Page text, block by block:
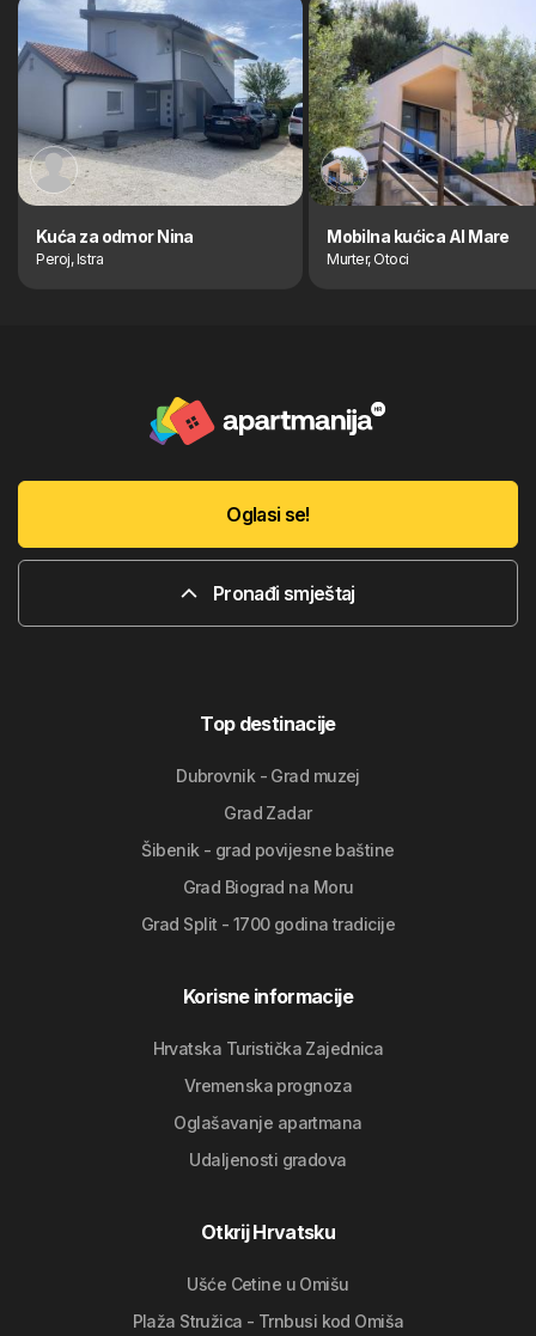
Kuća za odmor Nina
Peroj, Istra
Mobilna kućica Al Mare
Murter, Otoci
Oglasi se!
Pronađi smještaj
Top destinacije
Dubrovnik - Grad muzej
Grad Zadar
Šibenik - grad povijesne baštine
Grad Biograd na Moru
Grad Split - 1700 godina tradicije
Korisne informacije
Hrvatska Turistička Zajednica
Vremenska prognoza
Oglašavanje apartmana
Udaljenosti gradova
Otkrij Hrvatsku
Ušće Cetine u Omišu
Plaža Stružica - Trnbusi kod Omiša